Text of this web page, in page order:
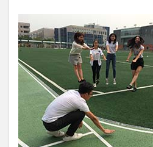
ベトナム国家大学ハノイ人文社会
ベトナム航空
ベトナム観光
ポーラ美術館
ボストン留学
ボランティア活動
ライプツィ
ライプツィヒ大学附属ドイツ語学
レポート
ワルシャワ大学留学
上海交通大学留学
上海外国